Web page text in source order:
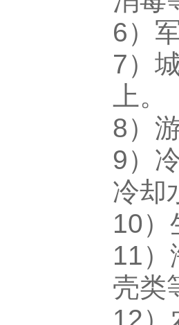
6）
7）
上。
8）
9）
冷却
10）
11
壳类